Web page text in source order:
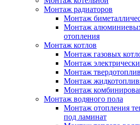
Монтаж радиаторов
Монтаж
Монтаж
отопления
Монтаж котлов
Монтаж газовых
Монтаж
Монтаж
Монтаж
Монтаж
Монтаж водяного пола
Монтаж отопления
под ламинат